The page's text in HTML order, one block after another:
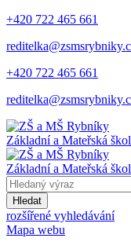
+420 722 465 661
+420 722 465 661
Základní a Mateřská
Základní a Mateřská
Hledat
rozšířené vyhledávání
Mapa webu